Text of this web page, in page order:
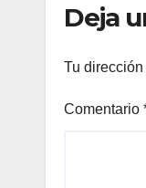
Deja
Tu
Comentario